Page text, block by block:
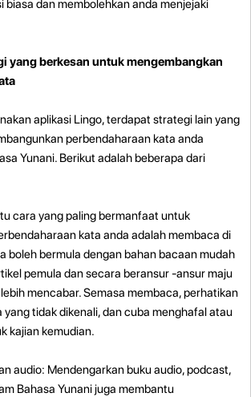
biasa dan membolehkan anda menjejaki
yang berkesan untuk mengembangkan
aplikasi Lingo, terdapat strategi lain yang
perbendaharaan kata anda
Yunani. Berikut adalah beberapa dari
cara yang paling bermanfaat untuk
kata anda adalah membaca di
boleh bermula dengan bahan bacaan mudah
pemula dan secara beransur -ansur maju
mencabar. Semasa membaca, perhatikan
tidak dikenali, dan cuba menghafal atau
kajian kemudian.
audio: Mendengarkan buku audio, podcast,
Bahasa Yunani juga membantu